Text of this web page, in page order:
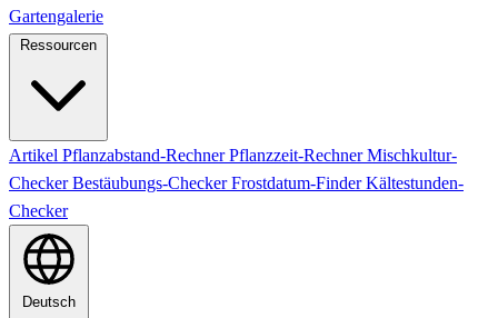
Gartengalerie
Ressourcen
Artikel Pflanzabstand-RechnerPflanzzeit-RechnerMischkultur-
CheckerBestäubungs-CheckerFrostdatum-FinderKältestunden-
Checker
Deutsch